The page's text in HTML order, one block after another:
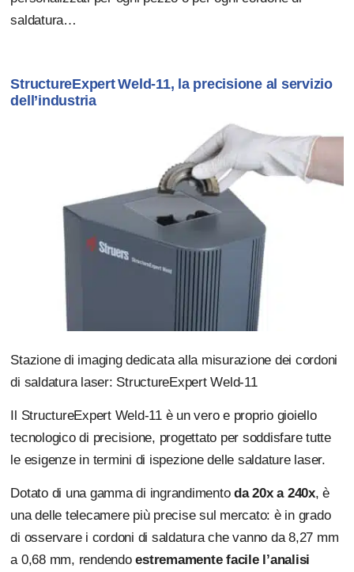
saldatura…
StructureExpert Weld-11, la precisione al servizio
dell’industria
Stazione di imaging dedicata alla misurazione dei cordoni
di saldatura laser: StructureExpert Weld-11
Il StructureExpert Weld-11 è un vero e proprio gioiello
tecnologico di precisione, progettato per soddisfare tutte
le esigenze in termini di ispezione delle saldature laser.
Dotato di una gamma di ingrandimentoda 20x a 240x, è
una delle telecamere più precise sul mercato: è in grado
di osservare i cordoni di saldatura che vanno da 8,27 mm
a 0,68 mm, rendendoestremamente facile l’analisi